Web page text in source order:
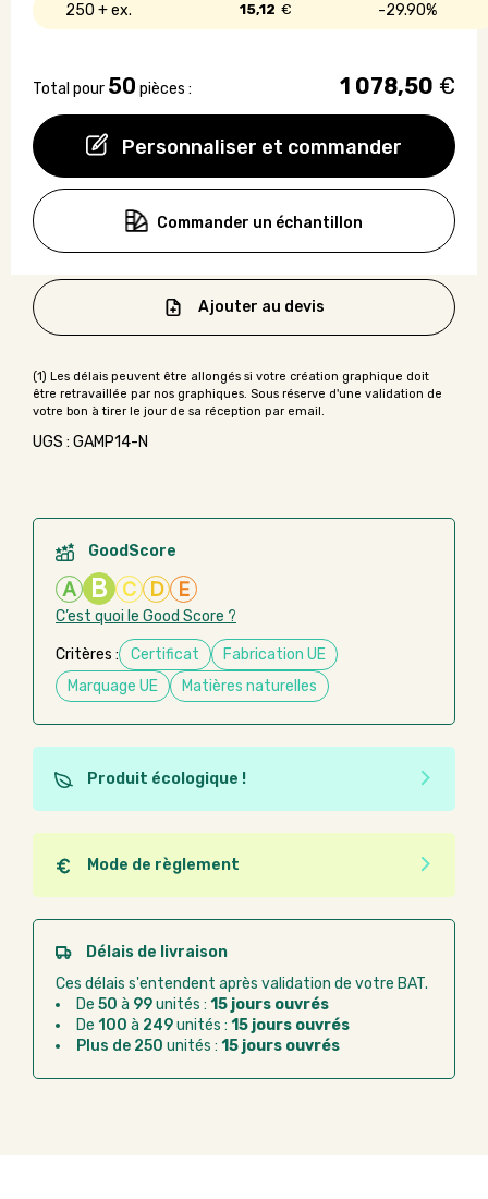
Personnaliser et commander
250 + 29.90%
15,12 €
Total pour 50 pièces : 1 078,50 €
Commander un échantillon
Ajouter au devis
UGS : GAMP14-N
GoodScore
A B C D E
C’est quoi le Good Score ?
Critères : Certificat
Fabrication UE
Marquage UE
Matières naturelles
Produit écologique !
Ce produit est éco-conçu, il a été fabriqué à partir de
matériaux recyclés ou recyclables. Ces produits
peuvent plus facilement obtenir une seconde vie
après utilisation. L'origine de fabrication du produit
n'entre pas dans les critères d'éco-conception.
Mode de règlement
Quel que soit le mode de règlement, vous pouvez
passer commande en ligne sur Good Act.
Paiement CB :paiement sécurisé par carte
Virement bancaire :règlement sur facture
après la commande
Chorus Pro :règlement par mandat
Délais de livraison
Ces délais s'entendent après validation de votre BAT.
De 50 à 99unités : 15 jours ouvrés
De 100 à 249unités : 15 jours ouvrés
Plus de 250 unités : 15 jours ouvrés